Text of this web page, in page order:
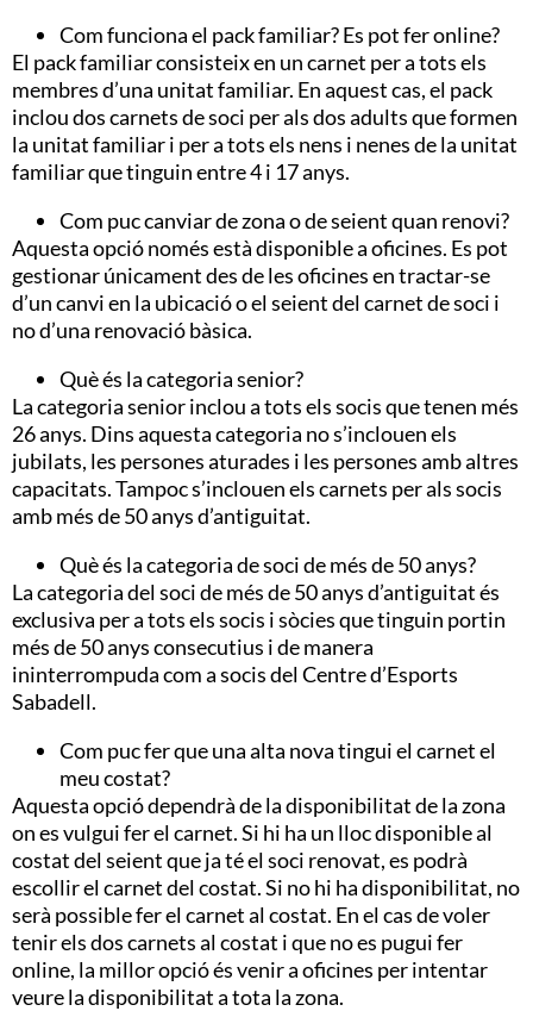
Com funciona el pack familiar? Es pot fer online?
El pack familiar consisteix en un carnet per a tots els
membres d’una unitat familiar. En aquest cas, el pack
inclou dos carnets de soci per als dos adults que formen
la unitat familiar i per a tots els nens i nenes de la unitat
familiar que tinguin entre 4 i 17 anys.
Com puc canviar de zona o de seient quan renovi?
Aquesta opció només està disponible a oficines. Es pot
gestionar únicament des de les oficines en tractar-se
d’un canvi en la ubicació o el seient del carnet de soci i
no d’una renovació bàsica.
Què és la categoria senior?
La categoria senior inclou a tots els socis que tenen més
26 anys. Dins aquesta categoria no s’inclouen els
jubilats, les persones aturades i les persones amb altres
capacitats. Tampoc s’inclouen els carnets per als socis
amb més de 50 anys d’antiguitat.
Què és la categoria de soci de més de 50 anys?
La categoria del soci de més de 50 anys d’antiguitat és
exclusiva per a tots els socis i sòcies que tinguin portin
més de 50 anys consecutius i de manera
ininterrompuda com a socis del Centre d’Esports
Sabadell.
Com puc fer que una alta nova tingui el carnet el
meu costat?
Aquesta opció dependrà de la disponibilitat de la zona
on es vulgui fer el carnet. Si hi ha un lloc disponible al
costat del seient que ja té el soci renovat, es podrà
escollir el carnet del costat. Si no hi ha disponibilitat, no
serà possible fer el carnet al costat. En el cas de voler
tenir els dos carnets al costat i que no es pugui fer
online, la millor opció és venir a oficines per intentar
veure la disponibilitat a tota la zona.